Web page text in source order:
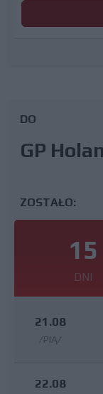
DO
GP
ZOSTAŁO:
15
DNI
21.08
/PIĄ/
22.08